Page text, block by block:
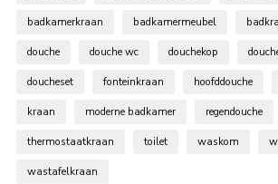
badkamerkraan badkamermeubel
douche douche wc douchekop
doucheset fonteinkraan hoofddouche
kraan moderne badkamer regendouche
thermostaatkraan toilet waskom
wastafelkraan